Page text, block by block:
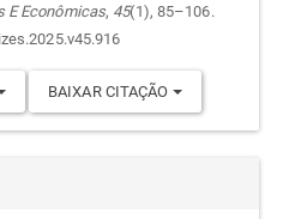
E Econômicas, 45(1), 85–106.
BAIXAR CITAÇÃO